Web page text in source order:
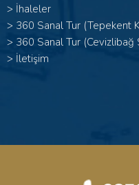
> İhaleler
> 360 Sanal Tur (Tepekent
> 360 Sanal Tur (Cevizlibağ
> İletişim